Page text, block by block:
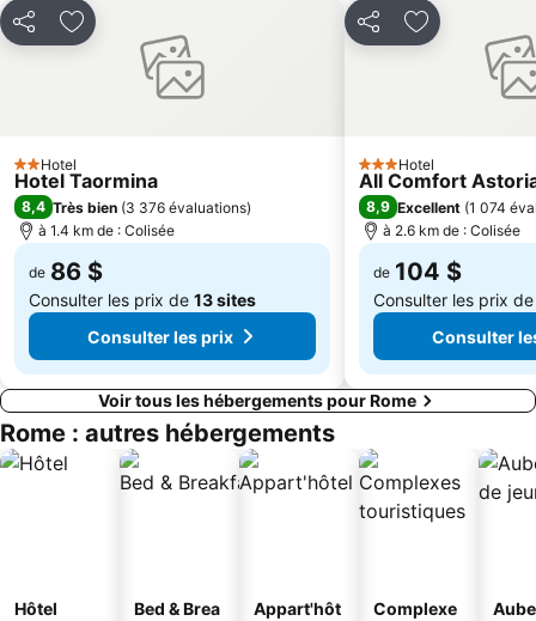
Tiburtina Metro Station
Forum Romanum
Piazza Venezia
Anagnina Metro Station
Gare de Rome-Tiburtino
Rome Urbe Airport
Piazza della Repubblica
Fashion District Valmontone Outlet
PartagerAjouter à mes favoris
2 Étoiles
Hotel
Hotel Taormina
8,4 Très bien (3 376 évaluations)
à 1.4 km de : Colisée
de 86 $
Consulter les prix de 13 sites
Consulter les prix
PartagerAjouter à
3 Étoiles
Hotel
All Comfort
8,9 Excellent (1 074
à 2.6 km de : Colisée
de 104 $
Consulter les prix
Consulter
Voir tous les hébergements pour Rome
Rome : autres hébergements
Hôtel
Bed & Brea
Appart'hôt
Complexe